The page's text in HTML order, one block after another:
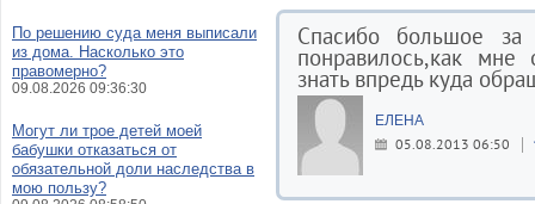
Спасибо большое за
понравилось,как мне
знать впредь куда
ЕЛЕНА
05.08.2013 06:50
По решению суда меня выписали
из дома. Насколько это
правомерно?
09.08.2026 09:36:30
Могут ли трое детей моей
бабушки отказаться от
обязательной доли наследства в
мою пользу?